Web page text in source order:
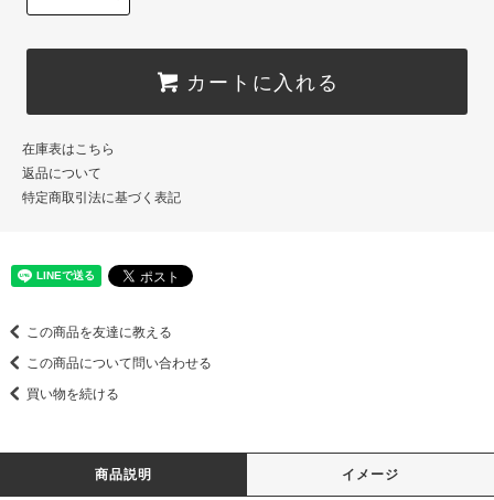
カートに入れる
在庫表はこちら
返品について
特定商取引法に基づく表記
この商品を友達に教える
この商品について問い合わせる
買い物を続ける
商品説明 イメージ